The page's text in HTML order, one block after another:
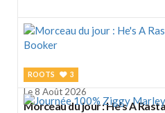
ROOTS 3
Le 8 Août 2026
Morceau du jour : He's A